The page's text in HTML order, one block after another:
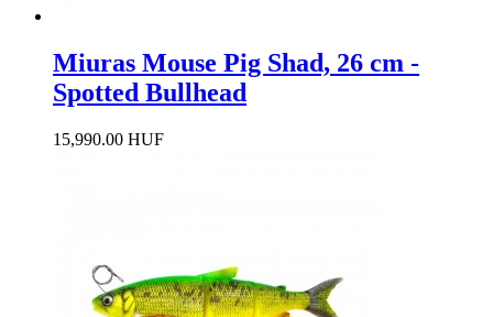
Miuras Mouse Pig Shad, 26 cm -
Spotted Bullhead
15,990.00 HUF